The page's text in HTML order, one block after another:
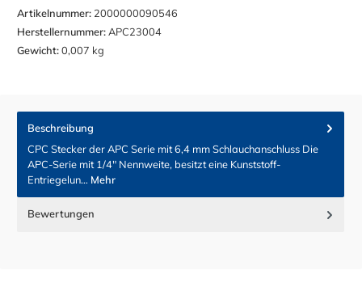
Artikelnummer: 2000000090546
Herstellernummer:APC23004
Gewicht:0,007 kg
Beschreibung
CPC Stecker der APC Serie mit 6,4 mm Schlauchanschluss Die
APC-Serie mit 1/4" Nennweite, besitzt eine Kunststoff-
Entriegelun… Mehr
Bewertungen